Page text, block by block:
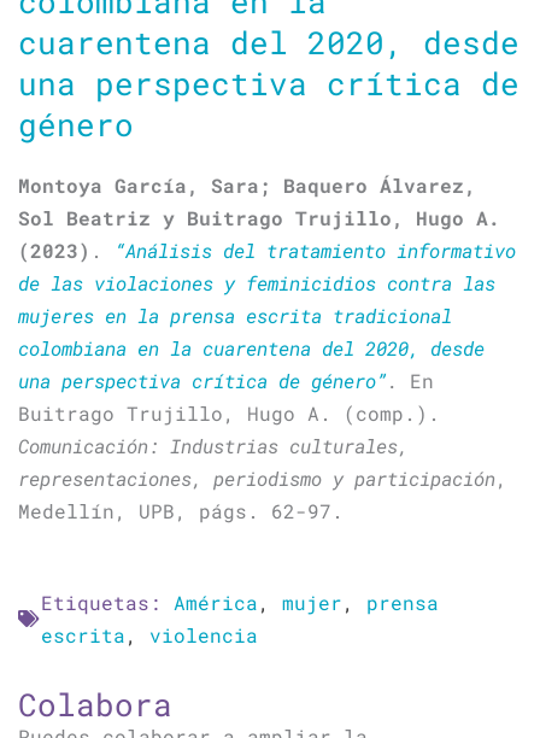
cuarentena del 2020, desde
una perspectiva crítica de
género
Montoya García, Sara; Baquero Álvarez,
Sol Beatriz y Buitrago Trujillo, Hugo A.
(2023) .
“Análisis del tratamiento informativo
de las violaciones y feminicidios contra las
mujeres en la prensa escrita tradicional
colombiana en la cuarentena del 2020, desde
una perspectiva crítica de género”.
En
Buitrago Trujillo, Hugo A. (comp.).
Comunicación: Industrias culturales,
representaciones, periodismo y participación,
Medellín, UPB, págs. 62-97.
Etiquetas: América, mujer, prensa
escrita, violencia
Colabora